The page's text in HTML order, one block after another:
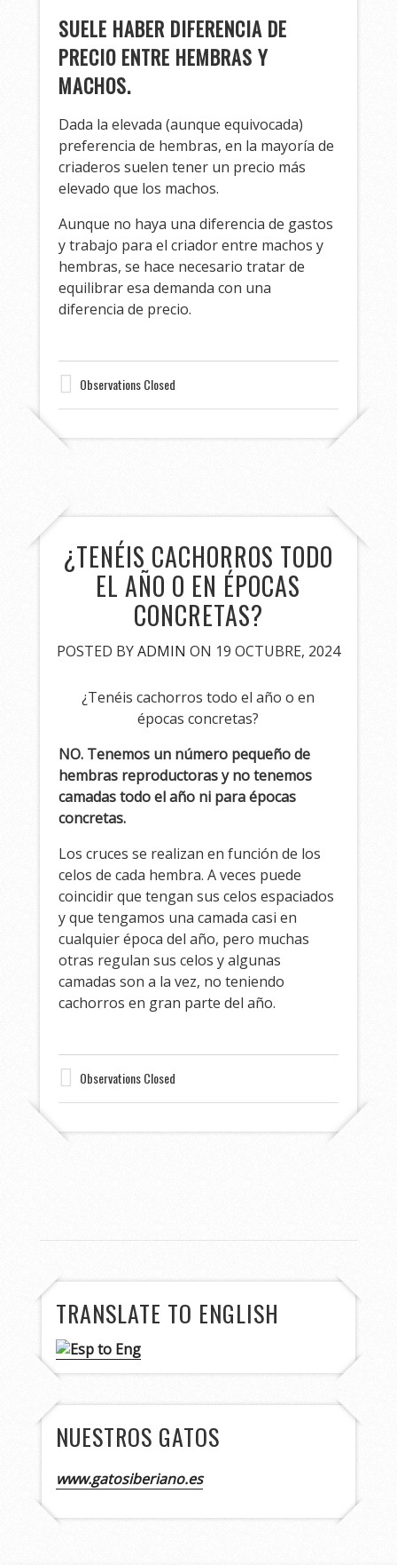
SUELE HABER DIFERENCIA DE
PRECIO ENTRE HEMBRAS Y
MACHOS.
Dada la elevada (aunque equivocada)
preferencia de hembras, en la mayoría de
criaderos suelen tener un precio más
elevado que los machos.
Aunque no haya una diferencia de gastos
y trabajo para el criador entre machos y
hembras, se hace necesario tratar de
equilibrar esa demanda con una
diferencia de precio.
Observations Closed
¿TENÉIS CACHORROS TODO
EL AÑO O EN ÉPOCAS
CONCRETAS?
POSTED BYADMIN ON 19 OCTUBRE, 2024
¿Tenéis cachorros todo el año o en
épocas concretas?
NO. Tenemos un número pequeño de
hembras reproductoras y no tenemos
camadas todo el año ni para épocas
concretas.
Los cruces se realizan en función de los
celos de cada hembra. A veces puede
coincidir que tengan sus celos espaciados
y que tengamos una camada casi en
cualquier época del año, pero muchas
otras regulan sus celos y algunas
camadas son a la vez, no teniendo
cachorros en gran parte del año.
Observations Closed
TRANSLATE TO ENGLISH
NUESTROS GATOS
www.gatosiberiano.es